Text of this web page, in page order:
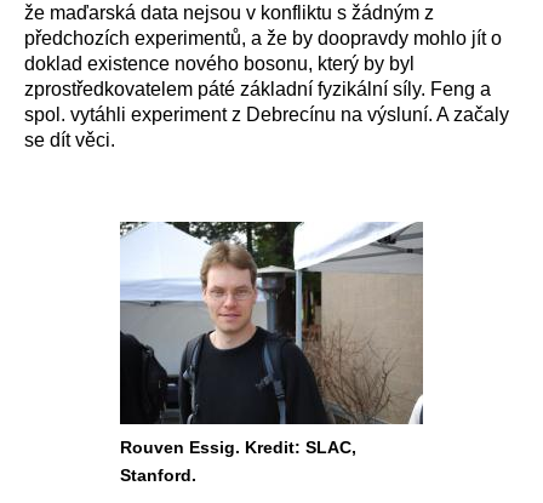
že maďarská data nejsou v konfliktu s žádným z
předchozích experimentů, a že by doopravdy mohlo jít o
doklad existence nového bosonu, který by byl
zprostředkovatelem páté základní fyzikální síly. Feng a
spol. vytáhli experiment z Debrecínu na výsluní. A začaly
se dít věci.
Rouven Essig. Kredit: SLAC,
Stanford.